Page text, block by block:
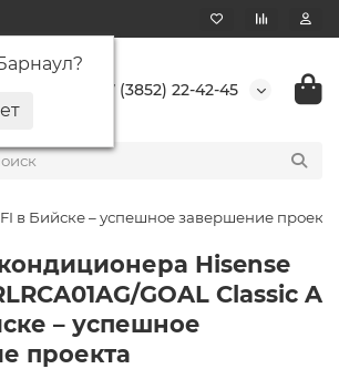
?
+7 (3852) 22-42-45
в Бийске – успешное завершение проекта
Hisense
GOAL Classic A
– успешное
проекта